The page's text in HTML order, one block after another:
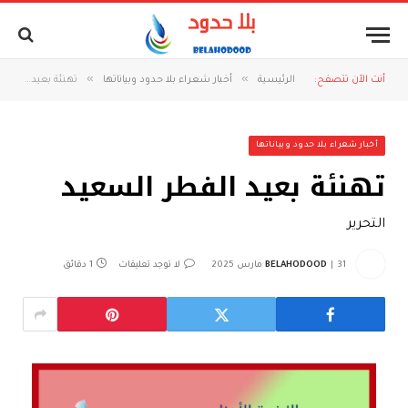
أنت الآن تتصفح: الرئيسية » أخبار شعراء بلا حدود وبياناتها » تهنئة بعيد الفطر السعيد
أخبار شعراء بلا حدود وبياناتها
تهنئة بعيد الفطر السعيد
التحرير
BELAHODOOD 31 مارس 2025 لا توجد تعليقات 1 دقائق